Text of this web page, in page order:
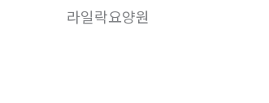
라일락요양원